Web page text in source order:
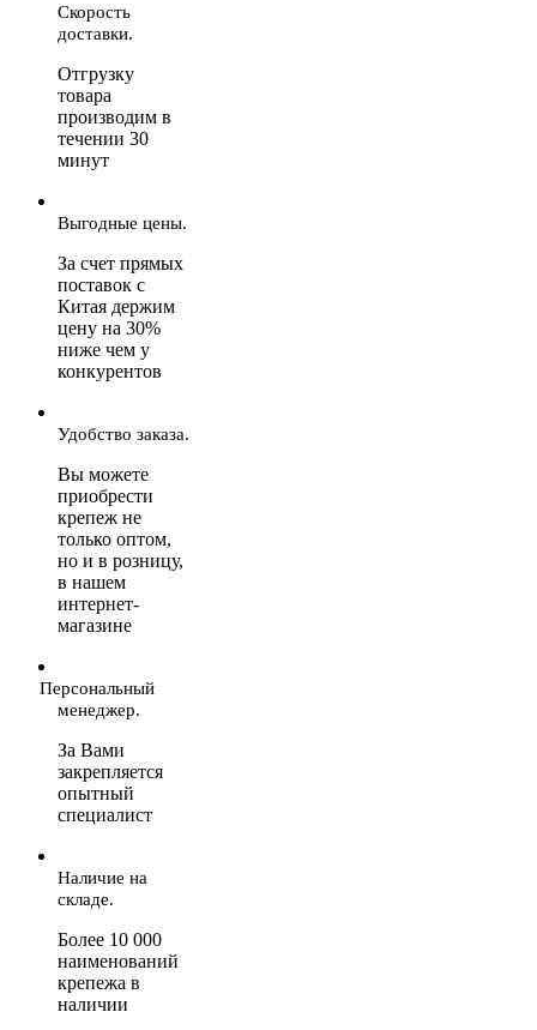
Скорость
доставки.
Отгрузку
товара
производим в
течении 30
минут
Выгодные цены.
За счет прямых
поставок с
Китая держим
цену на 30%
ниже чем у
конкурентов
Удобство заказа.
Вы можете
приобрести
крепеж не
только оптом,
но и в розницу,
в нашем
интернет-
магазине
Персональный
менеджер.
За Вами
закрепляется
опытный
специалист
Наличие на
складе.
Более 10 000
наименований
крепежа в
наличии